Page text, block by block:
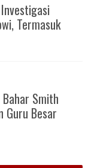
Termasuk
Bahar Smith
Guru Besar